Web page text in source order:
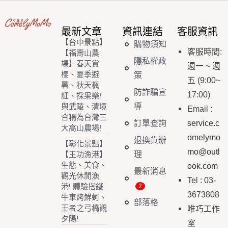
最新文章
【台中景點】
【福壽山農
場】春天賞
櫻、夏季避
暑、秋天楓
紅、採果樂!
與武陵、清境
合稱為台灣三
大高山農場!
【彰化景點】
【王功漁港】
生態、美食、
觀光休閒漁
港! 體驗搭鐵
牛車烤鮮蚵、
王者之弓橋觀
夕陽!
資訊連結
購物須知
隱私權政
策
防詐騙宣
導
訂單查詢
退換貨辦
理
最新消息
部落格
客服資訊
客服時間:
週一 ~ 週
五 (9:00~
17:00)
Email :
service.c
omelymo
mo@outl
ook.com
Tel : 03-
3673808
唯巧工作
室